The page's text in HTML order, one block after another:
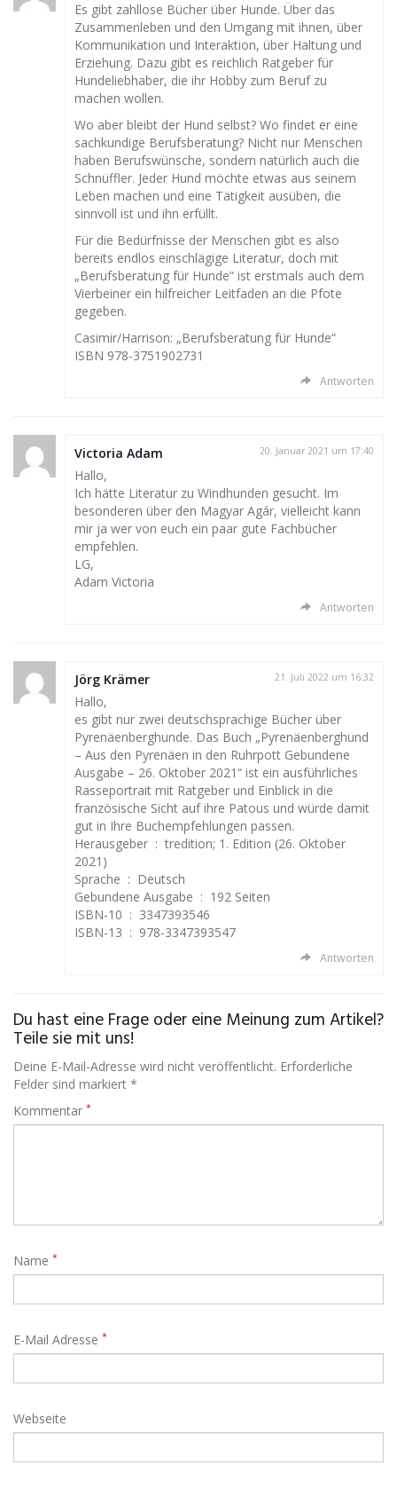
Es gibt zahllose Bücher über Hunde. Über das
Zusammenleben und den Umgang mit ihnen, über
Kommunikation und Interaktion, über Haltung und
Erziehung. Dazu gibt es reichlich Ratgeber für
Hundeliebhaber, die ihr Hobby zum Beruf zu
machen wollen.
Wo aber bleibt der Hund selbst? Wo findet er eine
sachkundige Berufsberatung? Nicht nur Menschen
haben Berufswünsche, sondern natürlich auch die
Schnüffler. Jeder Hund möchte etwas aus seinem
Leben machen und eine Tätigkeit ausüben, die
sinnvoll ist und ihn erfüllt.
Für die Bedürfnisse der Menschen gibt es also
bereits endlos einschlägige Literatur, doch mit
„Berufsberatung für Hunde“ ist erstmals auch dem
Vierbeiner ein hilfreicher Leitfaden an die Pfote
gegeben.
Casimir/Harrison: „Berufsberatung für Hunde“
ISBN 978-3751902731
Antworten
Victoria Adam 20. Januar 2021 um 17:40
Hallo,
Ich hätte Literatur zu Windhunden gesucht. Im
besonderen über den Magyar Agár, vielleicht kann
mir ja wer von euch ein paar gute Fachbücher
empfehlen.
LG,
Adam Victoria
Antworten
Jörg Krämer 21. Juli 2022 um 16:32
Hallo,
es gibt nur zwei deutschsprachige Bücher über
Pyrenäenberghunde. Das Buch „Pyrenäenberghund
– Aus den Pyrenäen in den Ruhrpott Gebundene
Ausgabe – 26. Oktober 2021“ ist ein ausführliches
Rasseportrait mit Ratgeber und Einblick in die
französische Sicht auf ihre Patous und würde damit
gut in Ihre Buchempfehlungen passen.
Herausgeber ‏ : ‎ tredition; 1. Edition (26. Oktober
2021)
Sprache ‏ : ‎ Deutsch
Gebundene Ausgabe ‏ : ‎ 192 Seiten
ISBN-10 ‏ : ‎ 3347393546
ISBN-13 ‏ : ‎ 978-3347393547
Antworten
Du hast eine Frage oder eine Meinung zum Artikel?
Teile sie mit uns!
Deine E-Mail-Adresse wird nicht veröffentlicht. Erforderliche
Felder sind markiert *
Kommentar *
Name *
E-Mail Adresse *
Webseite